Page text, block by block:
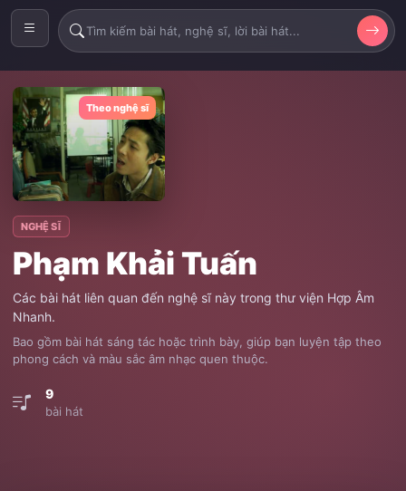
Theo nghệ sĩ
NGHỆ SĨ
Phạm Khải Tuấn
Các bài hát liên quan đến nghệ sĩ này trong thư viện Hợp Âm
Nhanh.
Bao gồm bài hát sáng tác hoặc trình bày, giúp bạn luyện tập theo
phong cách và màu sắc âm nhạc quen thuộc.
9
bài hát